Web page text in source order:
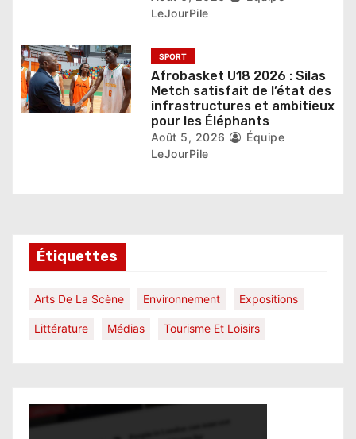
LeJourPile
SPORT
Afrobasket U18 2026 : Silas
Metch satisfait de l’état des
infrastructures et ambitieux
pour les Éléphants
Août 5, 2026
Équipe
LeJourPile
Étiquettes
Arts De La Scène Environnement Expositions
Littérature Médias Tourisme Et Loisirs